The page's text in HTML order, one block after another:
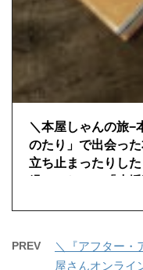
＼本屋しゃんの旅−
のたり」で出会っ
立ち止まったりし
PREV
＼『アフター・
屋さんオンライ